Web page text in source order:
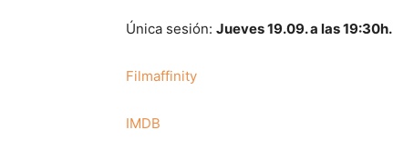
Única sesión: Jueves 19.09. a las 19:30h.
Filmaffinity
IMDB